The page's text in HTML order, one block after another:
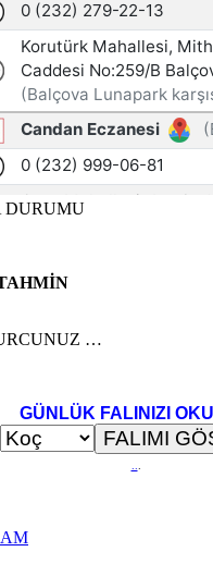
DURUMU
…
GÜNLÜK FALINIZI
...